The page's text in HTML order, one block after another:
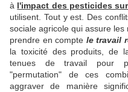
à l'impact des pesticides
utilisent. Tout y est. Des
sociale agricole qui assure
prendre en compte le travail
la toxicité des produits, de
tenues de travail pour
"permutation" de ces
aggraver de manière